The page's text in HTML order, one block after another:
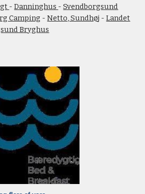
-Danninghus -Svendborgsund
Camping -Netto, Sundhøj -Landet
Bryghus